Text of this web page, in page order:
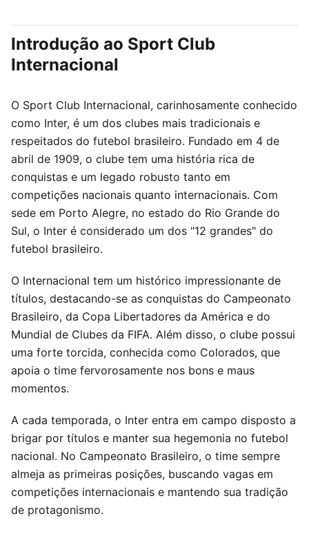
Introdução ao Sport Club
Internacional
O Sport Club Internacional, carinhosamente conhecido
como Inter, é um dos clubes mais tradicionais e
respeitados do futebol brasileiro. Fundado em 4 de
abril de 1909, o clube tem uma história rica de
conquistas e um legado robusto tanto em
competições nacionais quanto internacionais. Com
sede em Porto Alegre, no estado do Rio Grande do
Sul, o Inter é considerado um dos "12 grandes" do
futebol brasileiro.
O Internacional tem um histórico impressionante de
títulos, destacando-se as conquistas do Campeonato
Brasileiro, da Copa Libertadores da América e do
Mundial de Clubes da FIFA. Além disso, o clube possui
uma forte torcida, conhecida como Colorados, que
apoia o time fervorosamente nos bons e maus
momentos.
A cada temporada, o Inter entra em campo disposto a
brigar por títulos e manter sua hegemonia no futebol
nacional. No Campeonato Brasileiro, o time sempre
almeja as primeiras posições, buscando vagas em
competições internacionais e mantendo sua tradição
de protagonismo.